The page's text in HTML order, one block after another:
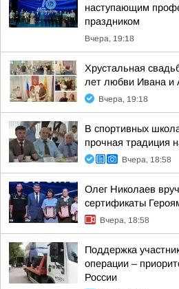
наступающим
праздником
Вчера, 19:18
Хрустальная
лет любви Ивана и
Вчера, 19:18
В спортивных
прочная традиция
Вчера, 18:58
Олег Николаев
сертификаты
Вчера, 18:58
Поддержка
операции –
России